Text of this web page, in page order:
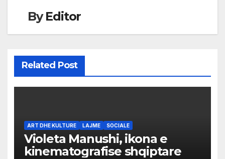
ByEditor
Related Post
ART DHE KULTURE LAJME SOCIALE
Violeta Manushi, ikona e
kinematografise shqiptare